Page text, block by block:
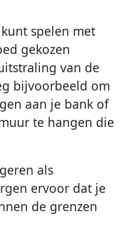
spelen met
gekozen
van de
bijvoorbeeld om
aan je bank of
te hangen die
als
ervoor dat je
de grenzen